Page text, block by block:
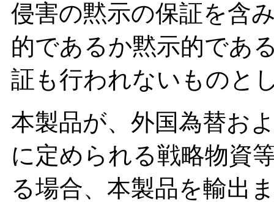
侵害の黙示の保証を含
的であるか黙示的であ
証も行われないものと
本製品が、外国為替お
に定められる戦略物資
る場合、本製品を輸出